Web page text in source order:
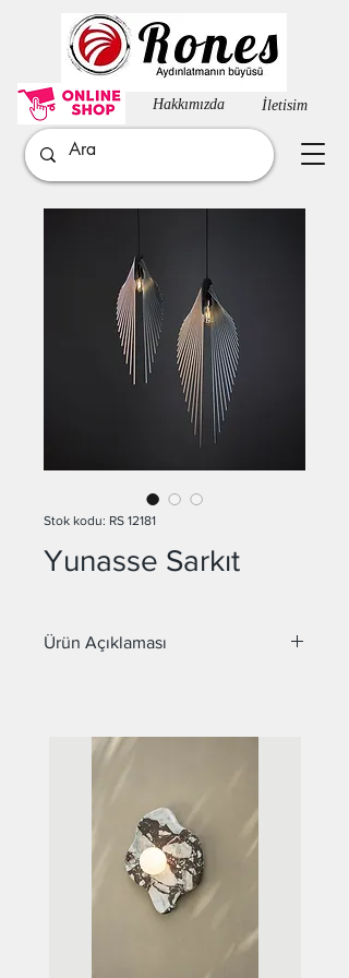
İletisim
Hakkımızda​
Stok kodu: RS 12181
Yunasse Sarkıt
Ürün Açıklaması